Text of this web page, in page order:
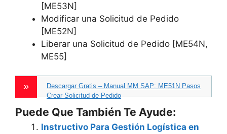
[ME53N]
Modificar una Solicitud de Pedido
[ME52N]
Liberar una Solicitud de Pedido [ME54N,
ME55]
Descargar Gratis – Manual MM SAP: ME51N Pasos
Crear Solicitud de Pedido
Puede Que También Te Ayude:
Instructivo Para Gestión Logística en